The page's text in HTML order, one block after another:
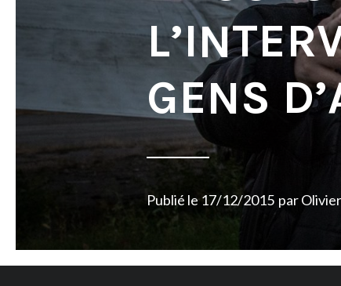
GENS
Publié le17/12/2015 par